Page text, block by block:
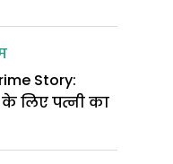
Story:
के लिए पत्नी का